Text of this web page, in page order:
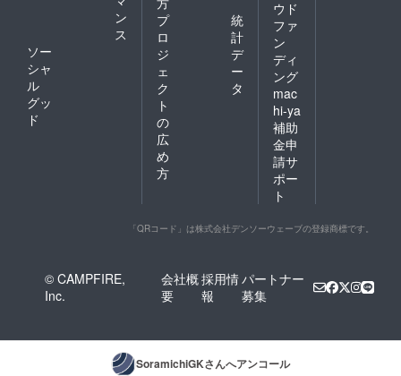
ン
ス
ソー
シャ
ル
グッ
ド
プ
ロ
ジ
ェ
ク
ト
の
広
め
方
統
計
デ
ー
タ
ウド
ファ
ン
ディ
ング
mac
hi-ya
補助
金申
請サ
ポー
ト
「QRコード」は株式会社デンソーウェーブの登録商標です。
© CAMPFIRE,
Inc.
会社概
要
採用情
報
パートナー
募集
SoramichiGKさんへアンコール